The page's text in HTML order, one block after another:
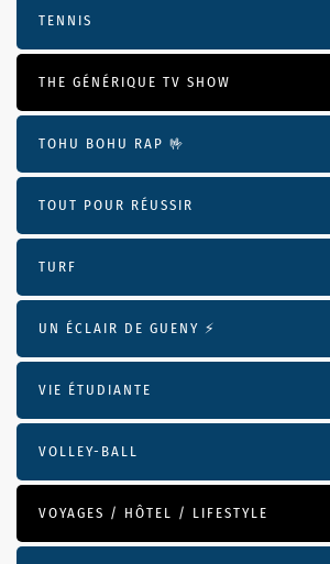
TENNIS
THE GÉNÉRIQUE TV SHOW
TOHU BOHU RAP 🤟
TOUT POUR RÉUSSIR
TURF
UN ÉCLAIR DE GUENY ⚡️
VIE ÉTUDIANTE
VOLLEY-BALL
VOYAGES / HÔTEL / LIFESTYLE